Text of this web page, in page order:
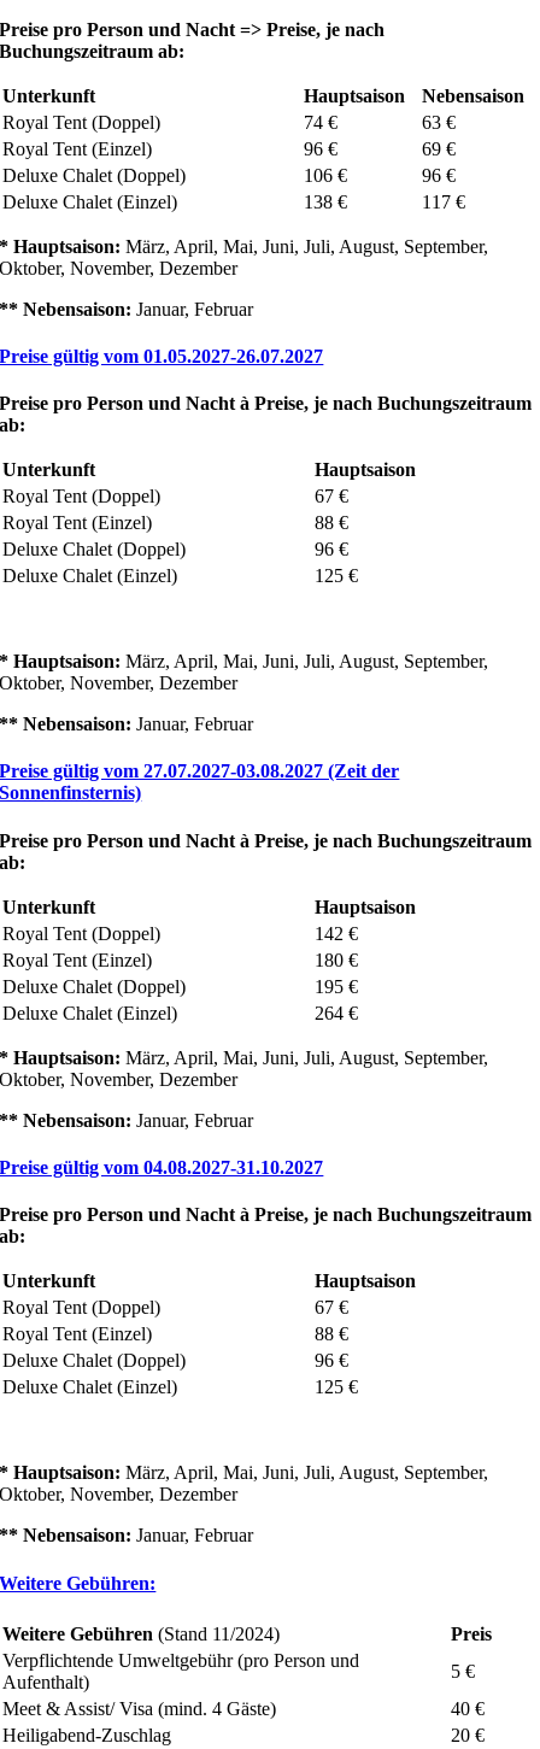
Preise pro Person und Nacht => Preise, je nach
Buchungszeitraum ab:
Unterkunft Hauptsaison
Nebensaison
Royal Tent (Doppel)
74 €
63 €
Royal Tent (Einzel)
96 €
69 €
Deluxe Chalet (Doppel)
106 €
96 €
Deluxe Chalet (Einzel)
138 € 117 €
* Hauptsaison: März, April, Mai, Juni, Juli, August, September,
Oktober, November, Dezember
** Nebensaison: Januar, Februar
Preise gültig vom 01.05.2027-26.07.2027
Preise pro Person und Nachtà Preise, je nach Buchungszeitraum
ab:
Unterkunft
Hauptsaison
Royal Tent (Doppel)
67 €
Royal Tent (Einzel)
88 €
Deluxe Chalet (Doppel)
96 €
Deluxe Chalet (Einzel)
125 €
* Hauptsaison: März, April, Mai, Juni, Juli, August, September,
Oktober, November, Dezember
** Nebensaison: Januar, Februar
Preise gültig vom 27.07.2027-03.08.2027 (Zeit der
Sonnenfinsternis)
Preise pro Person und Nachtà Preise, je nach Buchungszeitraum
ab:
Unterkunft
Hauptsaison
Royal Tent (Doppel)
142 €
Royal Tent (Einzel)
180 €
Deluxe Chalet (Doppel)
195 €
Deluxe Chalet (Einzel)
264 €
* Hauptsaison: März, April, Mai, Juni, Juli, August, September,
Oktober, November, Dezember
** Nebensaison: Januar, Februar
Preise gültig vom 04.08.2027-31.10.2027
Preise pro Person und Nachtà Preise, je nach Buchungszeitraum
ab:
Unterkunft
Hauptsaison
Royal Tent (Doppel)
67 €
Royal Tent (Einzel)
88 €
Deluxe Chalet (Doppel)
96 €
Deluxe Chalet (Einzel)
125 €
* Hauptsaison: März, April, Mai, Juni, Juli, August, September,
Oktober, November, Dezember
** Nebensaison: Januar, Februar
Weitere Gebühren:
Weitere Gebühren (Stand 11/2024)
Preis
Verpflichtende Umweltgebühr (pro Person und
Aufenthalt)
5 €
Meet & Assist/ Visa (mind. 4 Gäste)
40 €
Heiligabend-Zuschlag
20 €